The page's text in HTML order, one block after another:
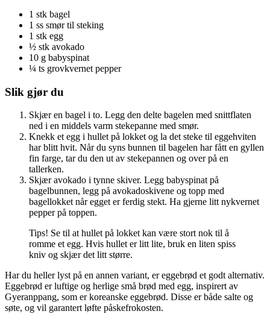
1 stk bagel
1 ss smør til steking
1 stk egg
½ stk avokado
10 g babyspinat
¼ ts grovkvernet pepper
Slik gjør du
Skjær en bagel i to. Legg den delte bagelen med snittflaten
ned i en middels varm stekepanne med smør.
Knekk et egg i hullet på lokket og la det steke til eggehviten
har blitt hvit. Når du syns bunnen til bagelen har fått en gyllen
fin farge, tar du den ut av stekepannen og over på en
tallerken.
Skjær avokado i tynne skiver. Legg babyspinat på
bagelbunnen, legg på avokadoskivene og topp med
bagellokket når egget er ferdig stekt. Ha gjerne litt nykvernet
pepper på toppen.
Tips! Se til at hullet på lokket kan være stort nok til å
romme et egg. Hvis hullet er litt lite, bruk en liten spiss
kniv og skjær det litt større.
Har du heller lyst på en annen variant, er eggebrød et godt alternativ.
Eggebrød er luftige og herlige små brød med egg, inspirert av
Gyeranppang, som er koreanske eggebrød. Disse er både salte og
søte, og vil garantert løfte påskefrokosten.